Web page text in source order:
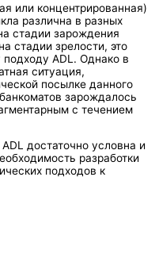
или концентрированная)
различна в разных
стадии зарождения
стадии зрелости, это
подходу ADL. Однако в
ситуация,
посылке данного
зарождалось
с течением
достаточно условна и
разработки
подходов к